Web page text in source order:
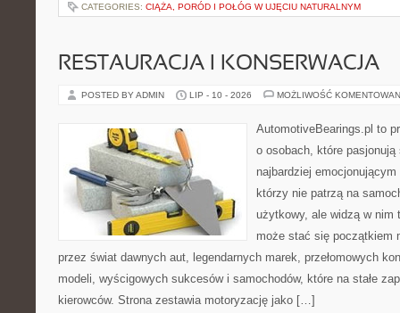
CATEGORIES: CIĄŻA, PORÓD I POŁÓG W UJĘCIU NATURALNYM
RESTAURACJA I KONSERWACJA
POSTED BY ADMIN LIP - 10 - 2026 MOŻLIWOŚĆ
AutomotiveBearings.pl to
o osobach, które
najbardziej
którzy nie patrzą na
użytkowy, ale widzą w nim
może stać się początkiem
przez świat dawnych aut, legendarnych marek, przełomowych
modeli, wyścigowych sukcesów i samochodów, które na stałe
kierowców. Strona zestawia motoryzację jako […]